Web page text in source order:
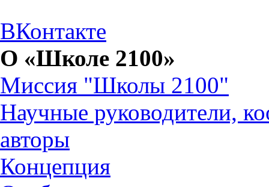
ВКонтакте
О «Школе 2100»
Миссия "Школы 2100"
Научные руководители,
авторы
Концепция